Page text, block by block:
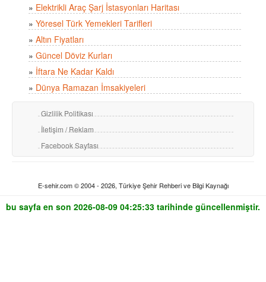
» Elektrikli Araç Şarj İstasyonları Haritası
» Yöresel Türk Yemekleri Tarifleri
» Altın Fiyatları
» Güncel Döviz Kurları
» İftara Ne Kadar Kaldı
» Dünya Ramazan İmsakiyeleri
Gizlilik Politikası
İletişim / Reklam
Facebook Sayfası
E-sehir.com © 2004 - 2026, Türkiye Şehir Rehberi ve Bilgi Kaynağı
bu sayfa en son 2026-08-09 04:25:33 tarihinde güncellenmiştir.